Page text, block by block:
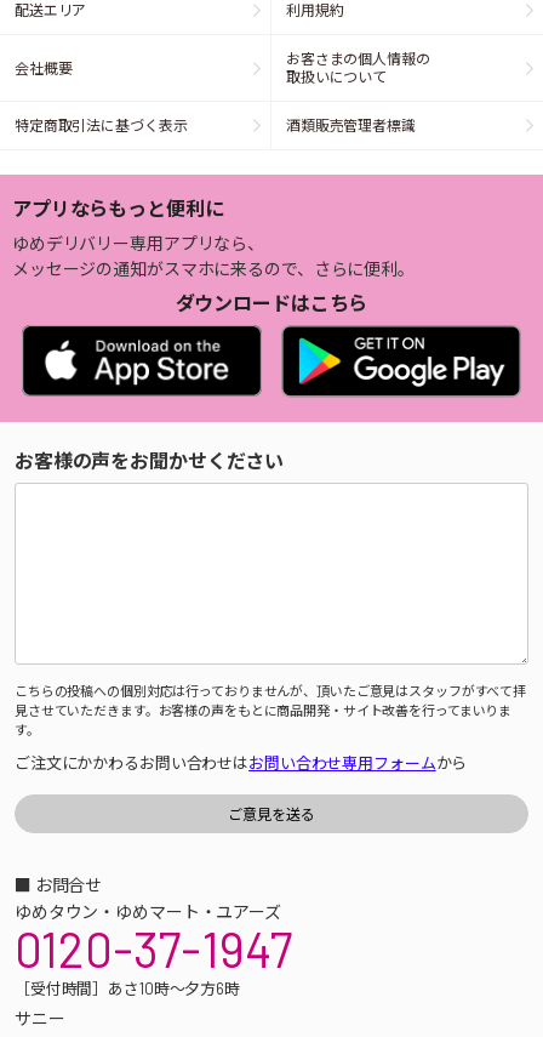
配送エリア 利用規約
会社概要
お客さまの個人情報の
取扱いについて
特定商取引法に基づく表示 酒類販売管理者標識
アプリならもっと便利に
ゆめデリバリー専用アプリなら、
メッセージの通知がスマホに来るので、さらに便利。
ダウンロードはこちら
お客様の声をお聞かせください
こちらの投稿への個別対応は行っておりませんが、頂いたご意見はスタッフがすべて拝
見させていただきます。お客様の声をもとに商品開発・サイト改善を行ってまいりま
す。
ご注文にかかわるお問い合わせはお問い合わせ専用フォームから
■ お問合せ
ゆめタウン・ゆめマート・ユアーズ
0120-37-1947
［受付時間］あさ10時～夕方6時
サニー